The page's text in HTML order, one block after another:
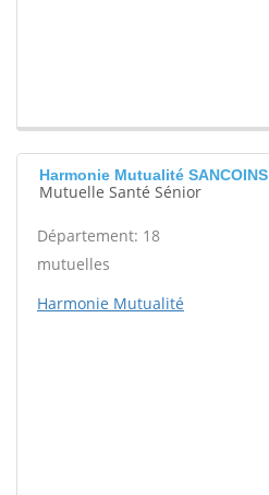
Harmonie Mutualité SANCOINS
Mutuelle Santé Sénior
Département: 18
mutuelles
Harmonie Mutualité